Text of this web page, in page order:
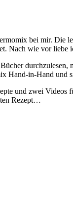
bei mir. Die
Nach wie vor
Hand-in-Hand und
und zwei Videos
Rezept…